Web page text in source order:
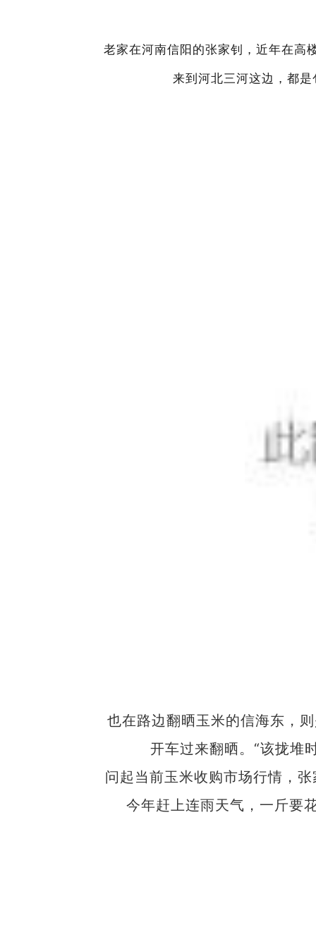
老家在河南信阳的张家钊，近年在高
来到河北三河这边，都
也在路边翻晒玉米的信海东，
开车过来翻晒。“该拢堆
问起当前玉米收购市场行情，
今年赶上连雨天气，一斤要